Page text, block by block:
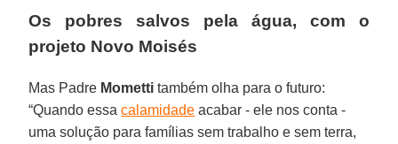
Os pobres salvos pela água, com o
projeto Novo Moisés
Mas Padre Mometti também olha para o futuro:
“Quando essacalamidade acabar - ele nos conta -
uma solução para famílias sem trabalho e sem terra,